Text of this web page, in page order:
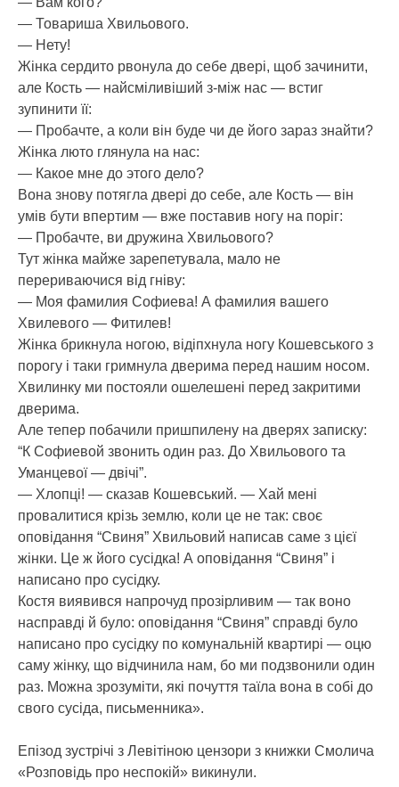
— Товариша Хвильового.
— Нету!
Жінка сердито рвонула до себе двері, щоб зачинити,
але Кость — найсміливіший з-між нас — встиг
зупинити її:
— Пробачте, а коли він буде чи де його зараз знайти?
Жінка люто глянула на нас:
— Какое мне до этого дело?
Вона знову потягла двері до себе, але Кость — він
умів бути впертим — вже поставив ногу на поріг:
— Пробачте, ви дружина Хвильового?
Тут жінка майже зарепетувала, мало не
перериваючися від гніву:
— Моя фамилия Софиева! А фамилия вашего
Хвилевого — Фитилев!
Жінка брикнула ногою, відіпхнула ногу Кошевського з
порогу і таки гримнула дверима перед нашим носом.
Хвилинку ми постояли ошелешені перед закритими
дверима.
Але тепер побачили пришпилену на дверях записку:
“К Софиевой звонить один раз. До Хвильового та
Уманцевої — двічі”.
— Хлопці! — сказав Кошевський. — Хай мені
провалитися крізь землю, коли це не так: своє
оповідання “Свиня” Хвильовий написав саме з цієї
жінки. Це ж його сусідка! А оповідання “Свиня” і
написано про сусідку.
Костя виявився напрочуд прозірливим — так воно
насправді й було: оповідання “Свиня” справді було
написано про сусідку по комунальній квартирі — оцю
саму жінку, що відчинила нам, бо ми подзвонили один
раз. Можна зрозуміти, які почуття таїла вона в собі до
свого сусіда, письменника».
Епізод зустрічі з Левітіною цензори з книжки Смолича
«Розповідь про неспокій» викинули.